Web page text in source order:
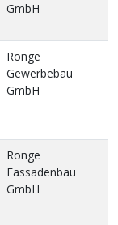
GmbH
Ronge
Gewerbebau
GmbH
Ronge
Fassadenbau
GmbH